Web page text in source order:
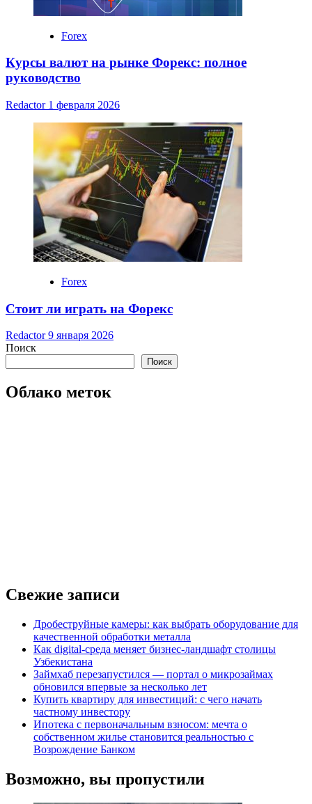
Forex
Курсы валют на рынке Форекс: полное
руководство
Redactor 1 февраля 2026
Forex
Стоит ли играть на Форекс
Redactor9 января 2026
Поиск
Поиск
Облако меток
Свежие записи
Дробеструйные камеры: как выбрать оборудование для
качественной обработки металла
Как digital-среда меняет бизнес-ландшафт столицы
Узбекистана
Займхаб перезапустился — портал о микрозаймах
обновился впервые за несколько лет
Купить квартиру для инвестиций: с чего начать
частному инвестору
Ипотека с первоначальным взносом: мечта о
собственном жилье становится реальностью с
Возрождение Банком
Возможно, вы пропустили